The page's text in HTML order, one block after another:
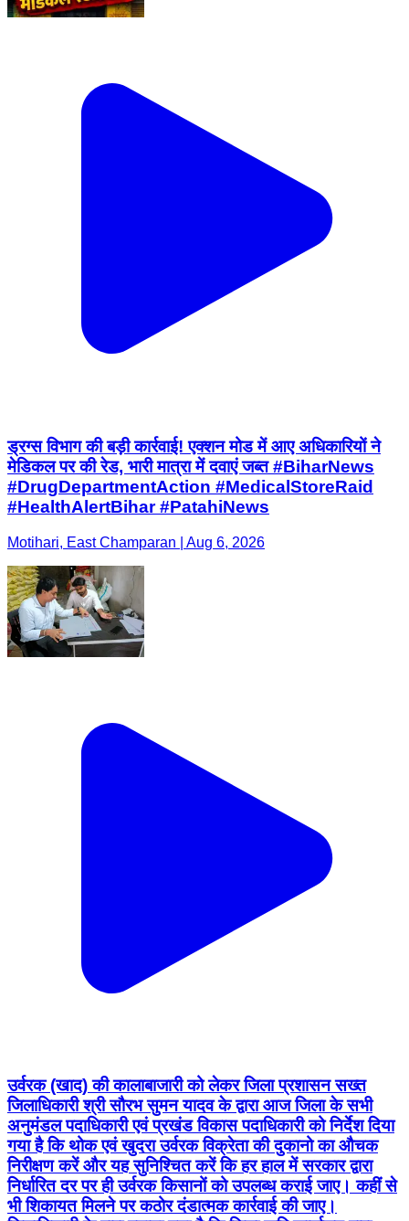
ड्रग्स विभाग की बड़ी कार्रवाई! एक्शन मोड में आए अधिकारियों ने
मेडिकल पर की रेड, भारी मात्रा में दवाएं जब्त #BiharNews
#DrugDepartmentAction #MedicalStoreRaid
#HealthAlertBihar #PatahiNews
Motihari, East Champaran | Aug 6, 2026
उर्वरक (खाद) की कालाबाजारी को लेकर जिला प्रशासन सख्त
जिलाधिकारी श्री सौरभ सुमन यादव के द्वारा आज जिला के सभी
अनुमंडल पदाधिकारी एवं प्रखंड विकास पदाधिकारी को निर्देश दिया
गया है कि थोक एवं खुदरा उर्वरक विक्रेता की दुकानो का औचक
निरीक्षण करें और यह सुनिश्चित करें कि हर हाल में सरकार द्वारा
निर्धारित दर पर ही उर्वरक किसानों को उपलब्ध कराई जाए। कहीं से
भी शिकायत मिलने पर कठोर दंडात्मक कार्रवाई की जाए।